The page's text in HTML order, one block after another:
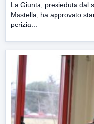
La Giunta, presieduta dal
Mastella, ha approvato
perizia...